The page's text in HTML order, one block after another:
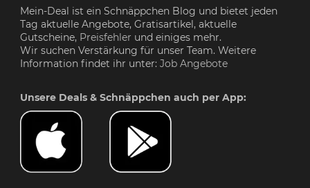
Mein-Deal ist ein Schnäppchen Blog und bietet jeden
Tag aktuelle Angebote, Gratisartikel, aktuelle
Gutscheine, Preisfehler und einiges mehr.
Wir suchen Verstärkung für unser Team. Weitere
Information findet ihr unter: Job Angebote
Unsere Deals & Schnäppchen auch per App: